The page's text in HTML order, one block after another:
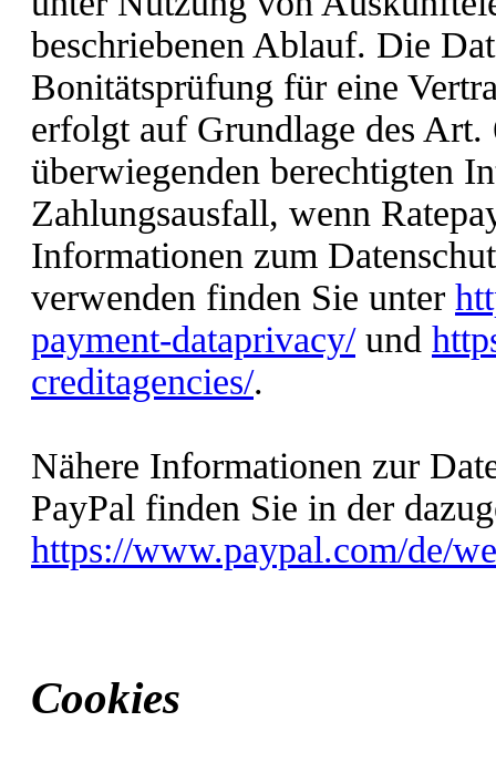
beschriebenen Ablauf. Die
Bonitätsprüfung für eine
erfolgt auf Grundlage des
überwiegenden berechtigten
Zahlungsausfall, wenn
Informationen zum
verwenden finden Sie unter
payment-dataprivacy/und
creditagencies/.
Nähere Informationen zur
PayPal finden Sie in der
https://www.paypal.com/de/
Cookies